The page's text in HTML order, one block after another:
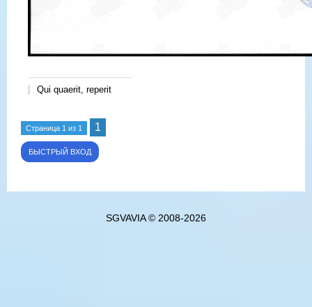
Qui quaerit, reperit
Страница 1 из 1 1
SGVAVIA © 2008-2026